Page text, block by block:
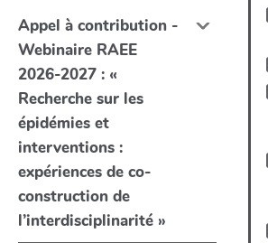
Appel à contribution -
Webinaire RAEE
2026-2027 : «
Recherche sur les
épidémies et
interventions :
expériences de co-
construction de
l’interdisciplinarité »